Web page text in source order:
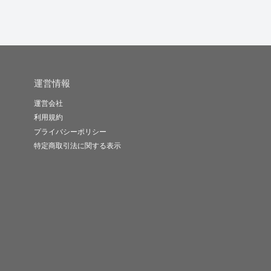
運営情報
運営会社
利用規約
プライバシーポリシー
特定商取引法に関する表示